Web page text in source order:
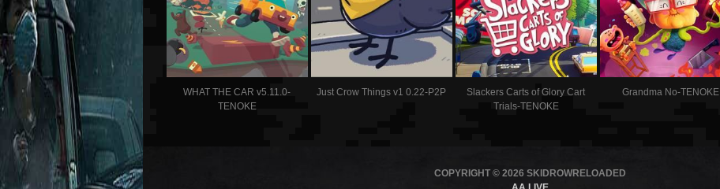
WHAT THE CAR v5.11.0-
TENOKE
Just Crow Things v1 0.22-P2P
Slackers Carts of Glory Cart
Trials-TENOKE
Grandma No-TENOKE
COPYRIGHT © 2026 SKIDROWRELOADED